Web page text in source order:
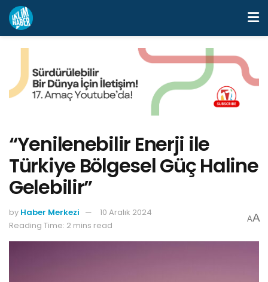
“Yenilenebilir Enerji ile
Türkiye Bölgesel Güç Haline
Gelebilir”
by Haber Merkezi
10 Aralık 2024
Reading Time: 2 mins read
AA